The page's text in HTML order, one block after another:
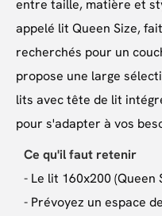
entre taille, matière et
appelé lit Queen Size,
recherchés pour un
propose une large
lits avec tête de lit
pour s'adapter à vos
Ce qu'il faut retenir
- Le lit 160x200
- Prévoyez un espace